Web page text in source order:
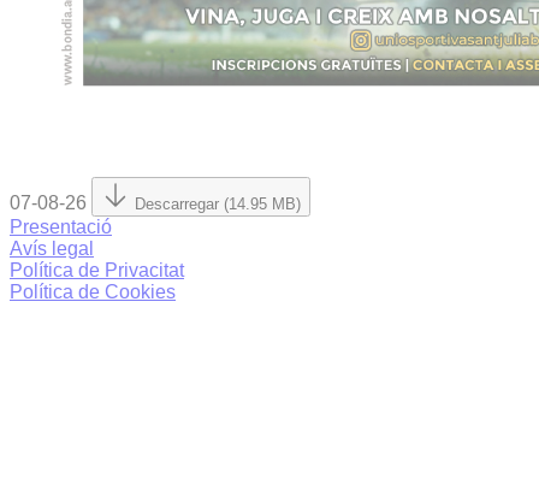
07-08-26 Descarregar (14.95 MB)
Presentació
Avís legal
Política de Privacitat
Política de Cookies